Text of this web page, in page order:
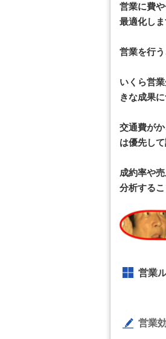
営業に費
最適化しま
営業を行
いくら営
きな成果
交通費が
は優先し
成約率や
分析するこ
営業
営業